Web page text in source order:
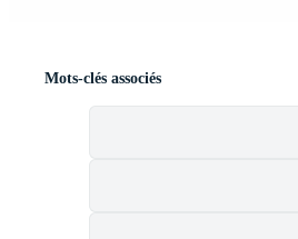
Mots-clés associés